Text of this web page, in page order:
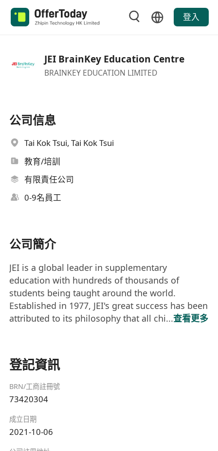
登入
JEI BrainKey Education Centre
BRAINKEY EDUCATION LIMITED
公司信息
Tai Kok Tsui, Tai Kok Tsui
教育/培訓
有限責任公司
0-9名員工
公司簡介
JEI is a global leader in supplementary
education with hundreds of thousands of
students being taught around the world.
Established in 1977, JEI's great success has been
attributed to its philosophy that all chi...查看更多
登記資訊
BRN/工商註冊號
73420304
成立日期
2021-10-06